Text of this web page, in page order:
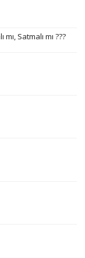
Satmalı mı ???